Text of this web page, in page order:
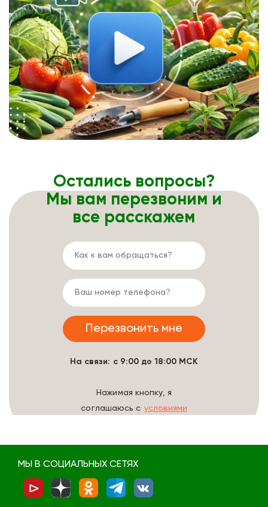
Остались вопросы?
Мы вам перезвоним и
все расскажем
На связи: с 9:00 до 18:00 МСК
Нажимая кнопку, я
соглашаюсь с условиями
МЫ В СОЦИАЛЬНЫХ СЕТЯХ